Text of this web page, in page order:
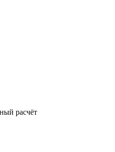
расчёт